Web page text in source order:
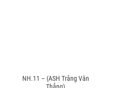
NH.11 – (ASH Trắng Vân
Thẳng)